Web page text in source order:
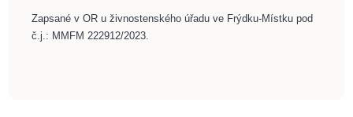
Zapsané v OR u živnostenského úřadu ve Frýdku-Místku pod
č.j.: MMFM 222912/2023.